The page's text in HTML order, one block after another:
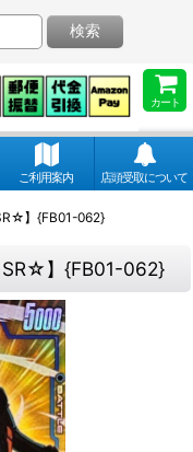
カート
検索
ご利用案内 店頭受取について
】{FB01-062}
SR☆】{FB01-062}